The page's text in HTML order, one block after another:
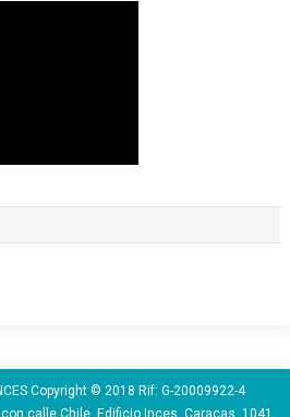
Copyright © 2018 Rif: G-20009922-4
calle Chile, Edificio Inces. Caracas. 1041